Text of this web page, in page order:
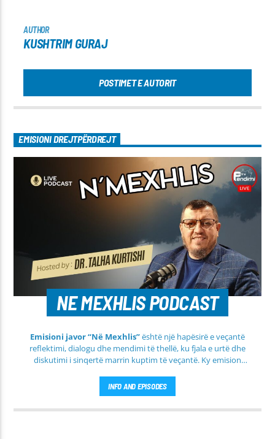
AUTHOR
KUSHTRIM GURAJ
POSTIMET E AUTORIT
EMISIONI DREJTPËRDREJT
NE MEXHLIS PODCAST
Emisioni javor “Në Mexhlis”është një hapësirë e veçantë
reflektimi, dialogu dhe mendimi të thellë, ku fjala e urtë dhe
diskutimi i sinqertë marrin kuptim të veçantë. Ky emision
publiku një formë komunikimi të hapur, të qetë dhe shumë
përmbajtësore
INFO AND EPISODES